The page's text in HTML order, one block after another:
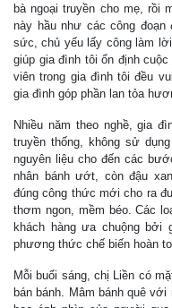
bà ngoại truyền cho mẹ, rồi
này hầu như các công
sức, chủ yếu lấy công làm
giúp gia đình tôi ổn định
viên trong gia đình tôi đều
gia đình góp phần lan tỏa
Nhiều năm theo nghề, gia
truyền thống, không sử
nguyên liệu cho đến các
nhân bánh ướt, còn đậu
đúng công thức mới cho ra
thơm ngon, mềm béo. Các
khách hàng ưa chuộng
phương thức chế biến hoàn
Mỗi buổi sáng, chị Liền có
bán bánh. Mâm bánh quê